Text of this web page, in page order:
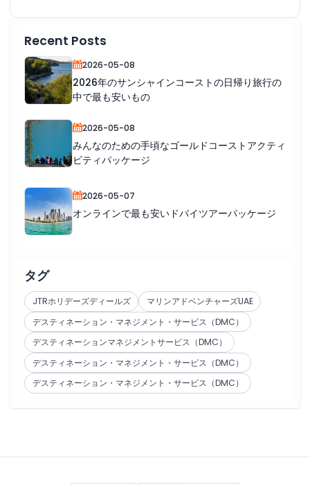
Recent Posts
2026-05-08
2026年のサンシャインコーストの日帰り旅行の
中で最も安いもの
2026-05-08
みんなのための手頃なゴールドコーストアクティ
ビティパッケージ
2026-05-07
オンラインで最も安いドバイツアーパッケージ
タグ
JTRホリデーズディールズ
マリンアドベンチャーズUAE
デスティネーション・マネジメント・サービス（DMC）
デスティネーションマネジメントサービス（DMC）
デスティネーション・マネジメント・サービス（DMC）
デスティネーション・マネジメント・サービス（DMC）